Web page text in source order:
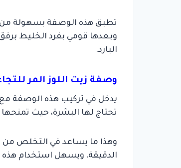
تطبق هذه الوصفة بسهولة من
البارد.
وصفة زيت اللوز المر
تحتاج لها البشرة، حيث
وهذا ما يساعد في التخلص من
الدقيقة، ويسهل استخدام